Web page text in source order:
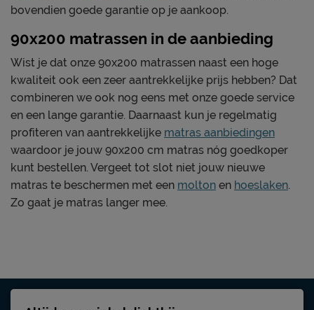
bovendien goede garantie op je aankoop.
90x200 matrassen in de aanbieding
Wist je dat onze 90x200 matrassen naast een hoge
kwaliteit ook een zeer aantrekkelijke prijs hebben? Dat
combineren we ook nog eens met onze goede service
en een lange garantie. Daarnaast kun je regelmatig
profiteren van aantrekkelijke matras aanbiedingen
waardoor je jouw 90x200 cm matras nóg goedkoper
kunt bestellen. Vergeet tot slot niet jouw nieuwe
matras te beschermen met een molton en hoeslaken.
Zo gaat je matras langer mee.